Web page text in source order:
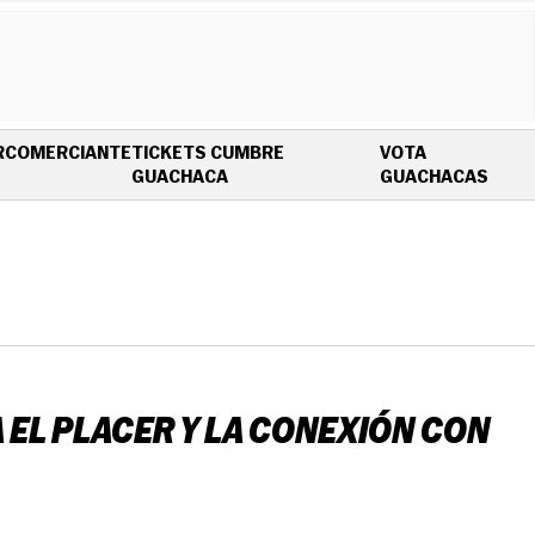
COMERCIANTETICKETS CUMBRE
GUACHACAOPENS IN NEW WINDOW
VOTA
GUACHACAS
PLACER Y LA CONEXIÓN CON